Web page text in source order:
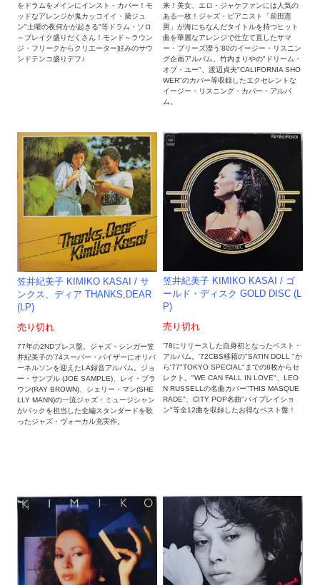
をドラムをメインにインスト・カバー！モ
ッドなアレンジが鬼カッコイイ・黛ジュ
ン"土曜の夜何かが起きる"等ドラム・ソロ
～ブレイク盛りだくさん！モンド～ラウン
ジ・フリークからクリエーター好みのサウ
ンドテンコ盛りデフ♪
来！美女、エロ・ジャケファンには人気の
ある一枚！ジャズ・ピアニスト「前田憲
男」が海にちなんだタイトルを持つヒット
曲を華麗なアレンジで仕立て直したサマ
ー・ブリーズ漂う'80のイージー・リスニン
グ企画アルバム。竹内まりやの"ドリーム・
オブ・ユー"、渡辺貞夫"CALIFORNIA SHO
WER"のカバー等収録したエクセレントな
イージー・リスニング・カバー・アルバ
ム。
笠井紀美子 KIMIKO KASAI / サ
ンクス、ディア THANKS,DEAR
(LP)
売り切れ
77年の2NDプレス盤。ジャズ・シンガー笠
井紀美子の'74スーパー・バイザーにオリバ
ーネルソンを迎えたLA録音アルバム。ジョ
ー・サンプル (JOE SAMPLE)、レイ・ブラ
ウン(RAY BROWN)、シェリー・マン(SHE
LLY MANN)の一流ジャズ・ミュージシャン
がバックを担当した全編スタンダードを歌
ったジャズ・ヴォーカル充実作。
笠井紀美子 KIMIKO KASAI / ゴ
ールド・ディスク GOLD DISC (L
P)
売り切れ
'78にリリースした自身初となったベスト・
アルバム。'72CBS移籍の"SATIN DOLL "か
ら'77"TOKYO SPECIAL"までの8枚からセ
レクト。"WE CAN FALL IN LOVE"、LEO
N RUSSELLの名曲カバー"THIS MASQUE
RADE"、CITY POP名曲"バイブレイショ
ン"等全12曲を収録したお得なベスト盤！